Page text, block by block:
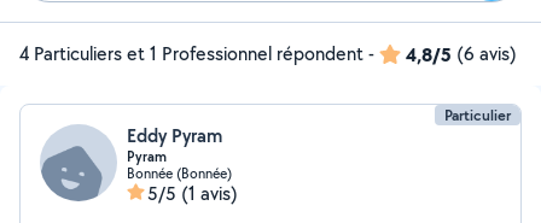
4 Particuliers et 1 Professionnel répondent- 4,8/5 (6 avis)
Particulier
Eddy Pyram
Pyram
Bonnée (Bonnée)
5/5 (1 avis)